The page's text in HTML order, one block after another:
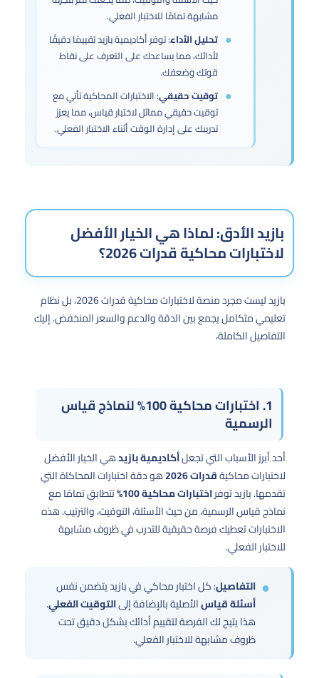
مشابهة تمامًا للاختبار الفعلي.
تحليل الأداء: توفر أكاديمية بازيد تقييمًا دقيقًا
لأدائك، مما يساعدك على التعرف على نقاط
قوتك وضعفك.
توقيت حقيقي: الاختبارات المحاكية تأتي مع
توقيت حقيقي مماثل لاختبار قياس، مما يعزز
تدريبك على إدارة الوقت أثناء الاختبار الفعلي.
بازيد الأدق: لماذا هي الخيار الأفضل
لاختبارات محاكية قدرات 2026؟
بازيد ليست مجرد منصة لاختبارات محاكية قدرات 2026، بل نظام
تعليمي متكامل يجمع بين الدقة والدعم والسعر المنخفض. إليك
التفاصيل الكاملة،
1. اختبارات محاكية 100% لنماذج قياس
الرسمية
أحد أبرز الأسباب التي تجعلأكاديمية بازيدهي الخيار الأفضل
لاختبارات محاكيةقدرات 2026
هو دقة اختبارات المحاكاة التي
تقدمها. بازيد توفراختبارات محاكية 100%
تتطابق تمامًا مع
نماذج قياس الرسمية، من حيث الأسئلة، التوقيت، والترتيب. هذه
الاختبارات تعطيك فرصة حقيقية للتدرب في ظروف مشابهة
للاختبار الفعلي.
التفاصيل: كل اختبار محاكي في بازيد يتضمن نفس
أسئلة قياسالأصلية بالإضافة إلىالتوقيت الفعلي.
هذا يتيح لك الفرصة لتقييم أدائك بشكل دقيق تحت
ظروف مشابهة للاختبار الفعلي.